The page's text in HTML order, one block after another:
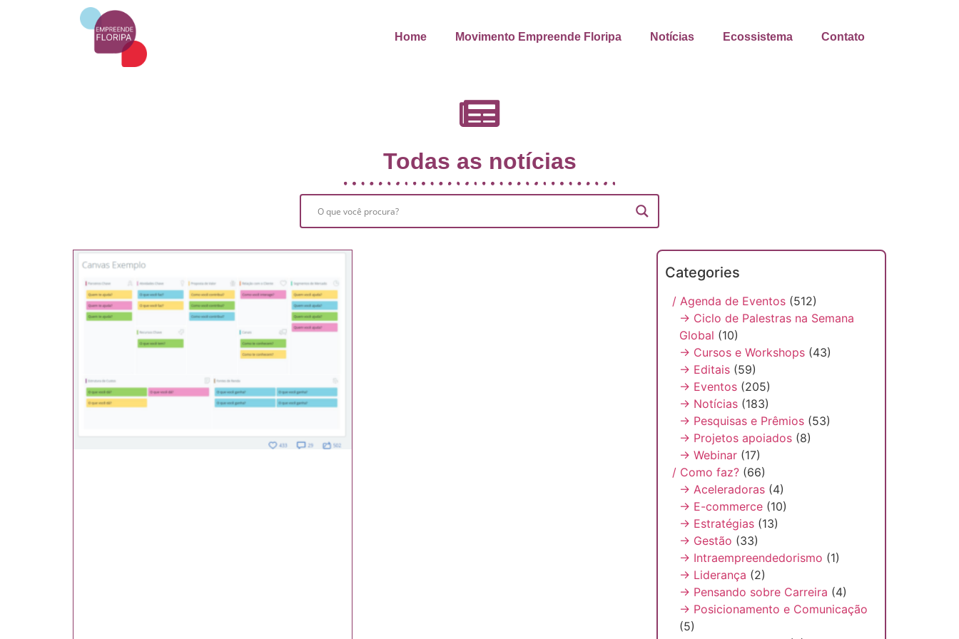
Home Movimento Empreende Floripa Notícias Ecossistema Contato
Todas as notícias
Categories
/ Agenda de Eventos (512)
→ Ciclo de Palestras na Semana
Global (10)
→ Cursos e Workshops (43)
→ Editais (59)
→ Eventos (205)
→ Notícias (183)
→ Pesquisas e Prêmios (53)
→ Projetos apoiados (8)
→ Webinar (17)
/ Como faz? (66)
→ Aceleradoras (4)
→ E-commerce (10)
→ Estratégias (13)
→ Gestão (33)
→ Intraempreendedorismo (1)
→ Liderança (2)
→ Pensando sobre Carreira (4)
→ Posicionamento e Comunicação
(5)